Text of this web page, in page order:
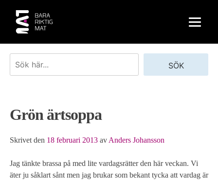
content
SÖK
Grön ärtsoppa
Skrivet den 18 februari 2013 av Anders Johansson
Jag tänkte brassa på med lite vardagsrätter den här veckan. Vi
äter ju såklart sånt men jag brukar som bekant tycka att vardag är